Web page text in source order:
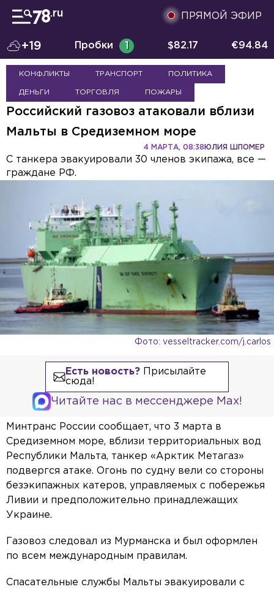
ПРЯМОЙ ЭФИР
+19 Пробки 1 $82.17 €94.84
КОНФЛИКТЫ ТРАНСПОРТ ПОЛИТИКА
ДЕНЬГИ ТОРГОВЛЯ ПОЖАРЫ
Российский газовоз атаковали вблизи
Мальты в Средиземном море
ЮЛИЯ ШПОМЕР
4 МАРТА, 08:38
С танкера эвакуировали 30 членов экипажа, все —
граждане РФ.
Фото: vesseltracker.com/j.carlos
Есть новость?Присылайте
сюда!
Читайте нас в мессенджере Max!
Минтранс России сообщает, что 3 марта в
Средиземном море, вблизи территориальных вод
Республики Мальта, танкер «Арктик Метагаз»
подвергся атаке. Огонь по судну вели со стороны
безэкипажных катеров, управляемых с побережья
Ливии и предположительно принадлежащих
Украине.
Газовоз следовал из Мурманска и был оформлен
по всем международным правилам.
Спасательные службы Мальты эвакуировали с